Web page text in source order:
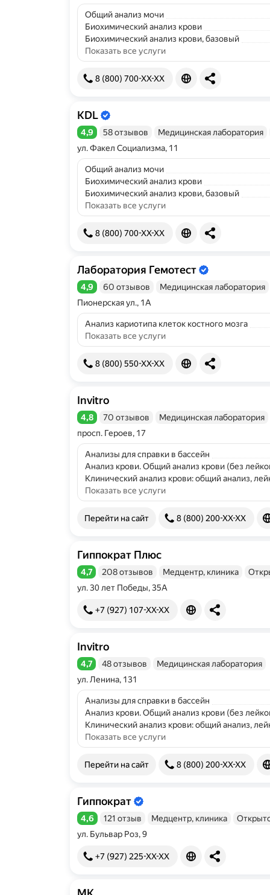
Общий анализ мочи
Биохимический анализ крови
Биохимический анализ крови, базовый
Показать все услуги
8 (800) 700-XX-XX
KDL
Информация об организации
Рейтинг 4,9 из 5
4,9 58 отзывов Медицинская лаборатория
ул. Факел Социализма, 11
Общий анализ мочи
Биохимический анализ крови
Биохимический анализ крови, базовый
Показать все услуги
8 (800) 700-XX-XX
Лаборатория Гемотест
Информация об организации
Рейтинг 4,9 из 5
4,9 60 отзывов Медицинская лаборатория
Пионерская ул., 1А
Анализ кариотипа клеток костного мозга
Показать все услуги
8 (800) 550-XX-XX
Invitro
Рейтинг 4,8 из 5
4,8 70 отзывов Медицинская лаборатория
просп. Героев, 17
Анализы для справки в бассейн
Анализ крови. Общий анализ крови (без
Клинический анализ крови: общий анализ,
Показать все услуги
Перейти на сайт 8 (800) 200-XX-XX
Гиппократ Плюс
Рейтинг 4,7 из 5
4,7 208 отзывов Медцентр, клиника
ул. 30 лет Победы, 35А
+7 (927) 107-XX-XX
Invitro
Рейтинг 4,7 из 5
4,7 48 отзывов
Медицинская лаборатория
ул. Ленина, 131
Анализы для справки в бассейн
Анализ крови. Общий анализ крови (без
Клинический анализ крови: общий анализ,
Показать все услуги
Перейти на сайт 8 (800) 200-XX-XX
Гиппократ
Информация об организации
Рейтинг 4,6 из 5
4,6 121 отзыв Медцентр, клиника
ул. Бульвар Роз, 9
+7 (927) 225-XX-XX